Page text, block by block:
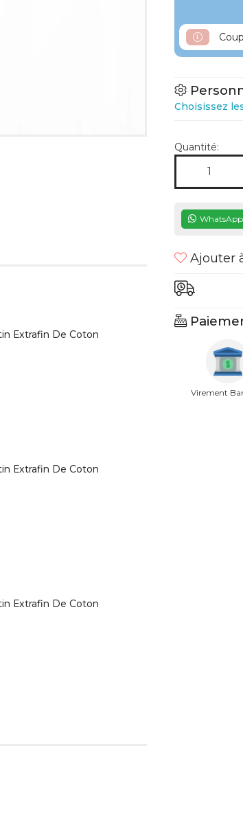
Extrafin De Coton
Extrafin De Coton
Extrafin De Coton
Choisissez
Quantité:
WhatsApp
Ajouter
Virement